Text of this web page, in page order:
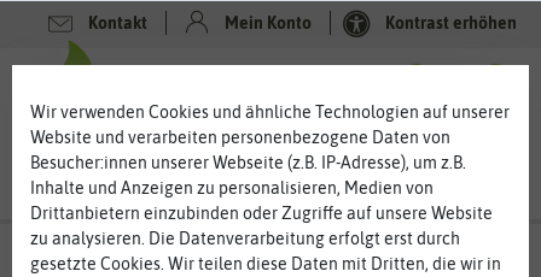
Kontakt Mein Konto Kontrast erhöhen
Wir verwenden Cookies und ähnliche Technologien auf unserer
Website und verarbeiten personenbezogene Daten von
Besucher:innen unserer Webseite (z.B. IP-Adresse), um z.B.
Inhalte und Anzeigen zu personalisieren, Medien von
Drittanbietern einzubinden oder Zugriffe auf unsere Website
zu analysieren. Die Datenverarbeitung erfolgt erst durch
gesetzte Cookies. Wir teilen diese Daten mit Dritten, die wir in